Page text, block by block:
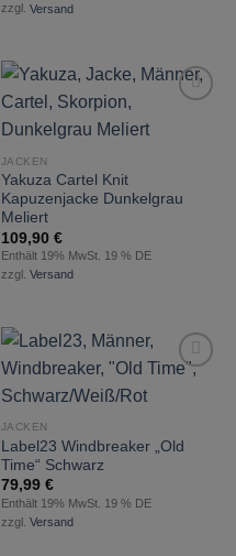
zzgl. Versand
Wunschliste
JACKEN
Yakuza Cartel Knit
Kapuzenjacke Dunkelgrau
Meliert
109,90 €
Enthält 19% MwSt. 19 % DE
zzgl. Versand
Wunschliste
JACKEN
Label23 Windbreaker „Old
Time“ Schwarz
79,99 €
Enthält 19% MwSt. 19 % DE
zzgl. Versand